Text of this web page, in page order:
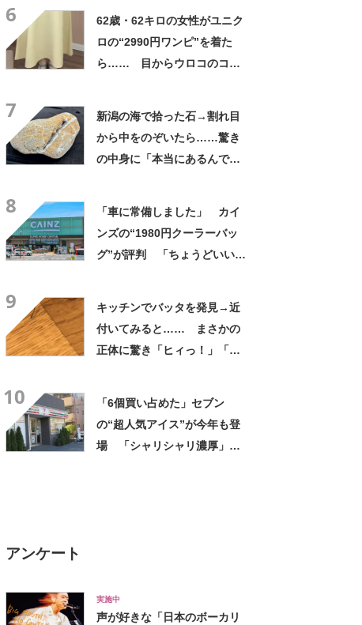
6
62歳・62キロの女性がユニク
ロの“2990円ワンピ”を着た
ら…… 目からウロコのコー
7
新潟の海で拾った石→割れ目
から中をのぞいたら……驚き
の中身に「本当にあるんです
8
「車に常備しました」 カイ
ンズの“1980円クーラーバッ
グ”が評判 「ちょうどいい大
9
キッチンでバッタを発見→近
付いてみると…… まさかの
正体に驚き「ヒィっ！」「心
10
「6個買い占めた」セブン
の“超人気アイス”が今年も登
場 「シャリシャリ濃厚」
アンケート
実施中
声が好きな「日本のボーカリ